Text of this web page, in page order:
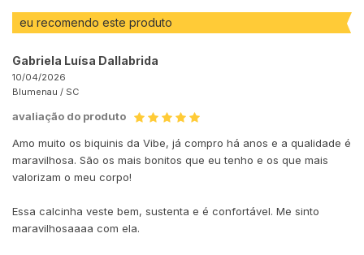
eu recomendo este produto
Gabriela Luísa Dallabrida
10/04/2026
Blumenau / SC
avaliação do produto
Amo muito os biquinis da Vibe, já compro há anos e a qualidade é
maravilhosa. São os mais bonitos que eu tenho e os que mais
valorizam o meu corpo!
Essa calcinha veste bem, sustenta e é confortável. Me sinto
maravilhosaaaa com ela.